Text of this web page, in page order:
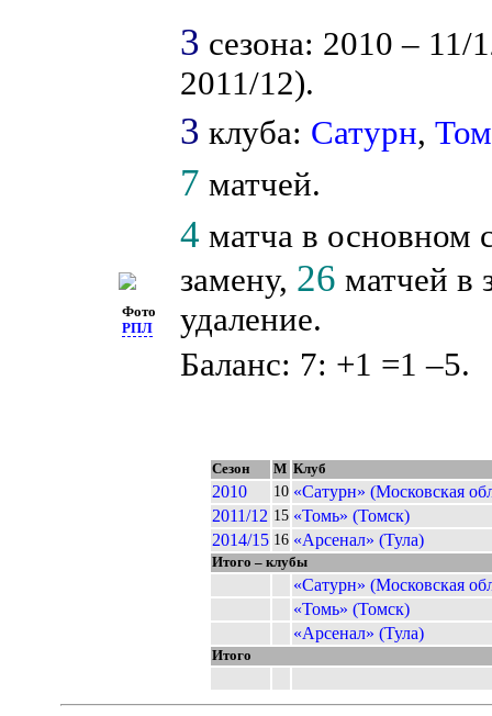
Фото
РПЛ
3 сезона: 2010 – 11/
2011/12).
3 клуба: Сатурн,
7 матчей.
4 матча в основном
замену, 26 матчей в
удаление.
Баланс: 7: +1 =1 –5.
Сезон М Клуб
2010 10 «Сатурн» (Московская
2011/12 15 «Томь» (Томск)
2014/15 16 «Арсенал» (Тула)
Итого – клубы
«Сатурн» (Московская
«Томь» (Томск)
«Арсенал» (Тула)
Итого